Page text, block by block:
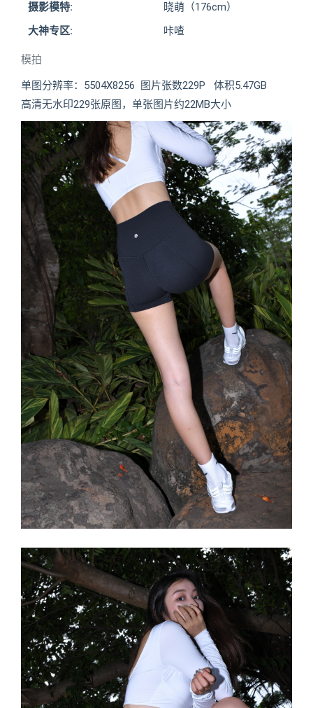
模拍
摄影模特:
晓萌（176cm）
大神专区:
咔喳
单图分辨率：5504X8256 图片张数229P 体积5.47GB
高清无水印229张原图，单张图片约22MB大小